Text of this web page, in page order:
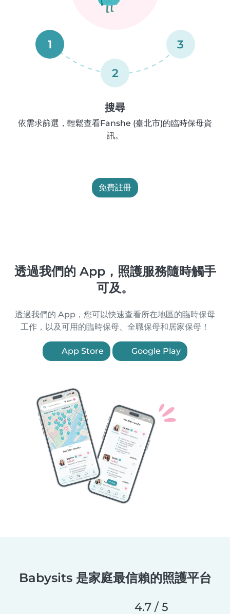
1
2
3
搜尋
依需求篩選，輕鬆查看Fanshe (臺北市)的臨時保母資
訊。
免費註冊
透過我們的 App，照護服務隨時觸手
可及。
透過我們的 App，您可以快速查看所在地區的臨時保母
工作，以及可用的臨時保母、全職保母和居家保母！
App Store Google Play
Babysits 是家庭最信賴的照護平台
4.7 / 5